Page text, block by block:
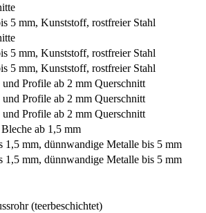
5 mm, Kunststoff, rostfreier Stahl
5 mm, Kunststoff, rostfreier Stahl
5 mm, Kunststoff, rostfreier Stahl
Profile ab 2 mm Querschnitt
Profile ab 2 mm Querschnitt
Profile ab 2 mm Querschnitt
ab 1,5 mm
mm, dünnwandige Metalle bis 5 mm
mm, dünnwandige Metalle bis 5 mm
(teerbeschichtet)